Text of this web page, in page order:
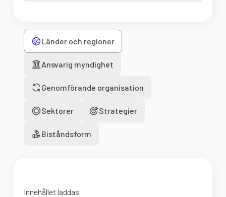
Länder och regioner
Ansvarig myndighet
Genomförande organisation
Sektorer Strategier
Biståndsform
Innehållet laddas